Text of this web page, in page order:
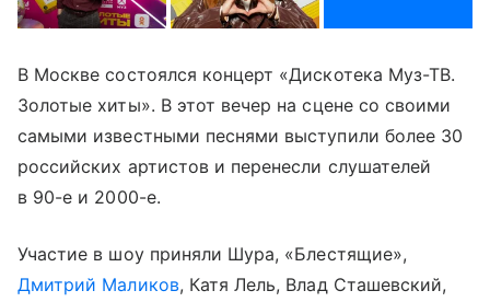
В Москве состоялся концерт «Дискотека Муз-ТВ.
Золотые хиты». В этот вечер на сцене со своими
самыми известными песнями выступили более 30
российских артистов и перенесли слушателей
в 90-е и 2000-е.
Участие в шоу приняли Шура, «Блестящие»,
Дмитрий Маликов, Катя Лель, Влад Сташевский,